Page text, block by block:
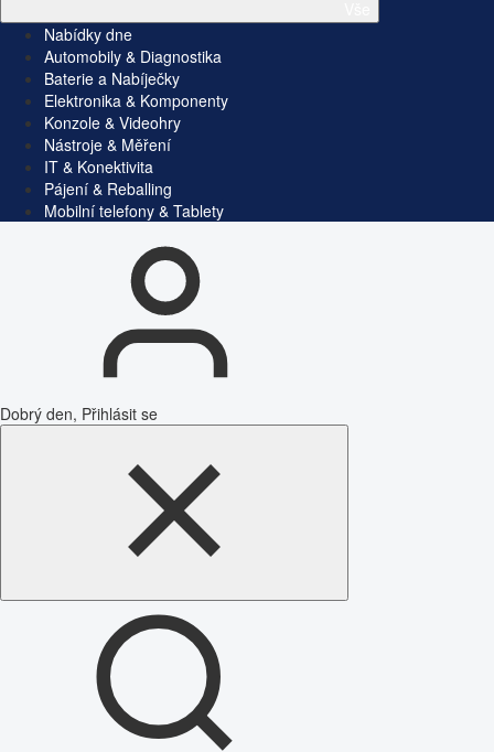
Nabídky dne
Automobily & Diagnostika
Baterie a Nabíječky
Elektronika & Komponenty
Konzole & Videohry
Nástroje & Měření
IT & Konektivita
Pájení & Reballing
Mobilní telefony & Tablety
Dobrý den, Přihlásit se